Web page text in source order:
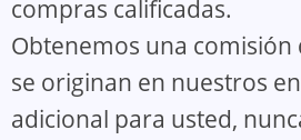
compras calificadas.
Obtenemos una comisión
se originan en nuestros
adicional para usted,